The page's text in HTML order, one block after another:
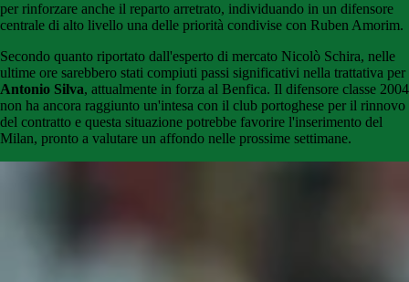
per rinforzare anche il reparto arretrato, individuando in un difensore
centrale di alto livello una delle priorità condivise con Ruben Amorim.
Secondo quanto riportato dall'esperto di mercato Nicolò Schira, nelle
ultime ore sarebbero stati compiuti passi significativi nella trattativa per
Antonio Silva, attualmente in forza al Benfica. Il difensore classe 2004
non ha ancora raggiunto un'intesa con il club portoghese per il rinnovo
del contratto e questa situazione potrebbe favorire l'inserimento del
Milan, pronto a valutare un affondo nelle prossime settimane.